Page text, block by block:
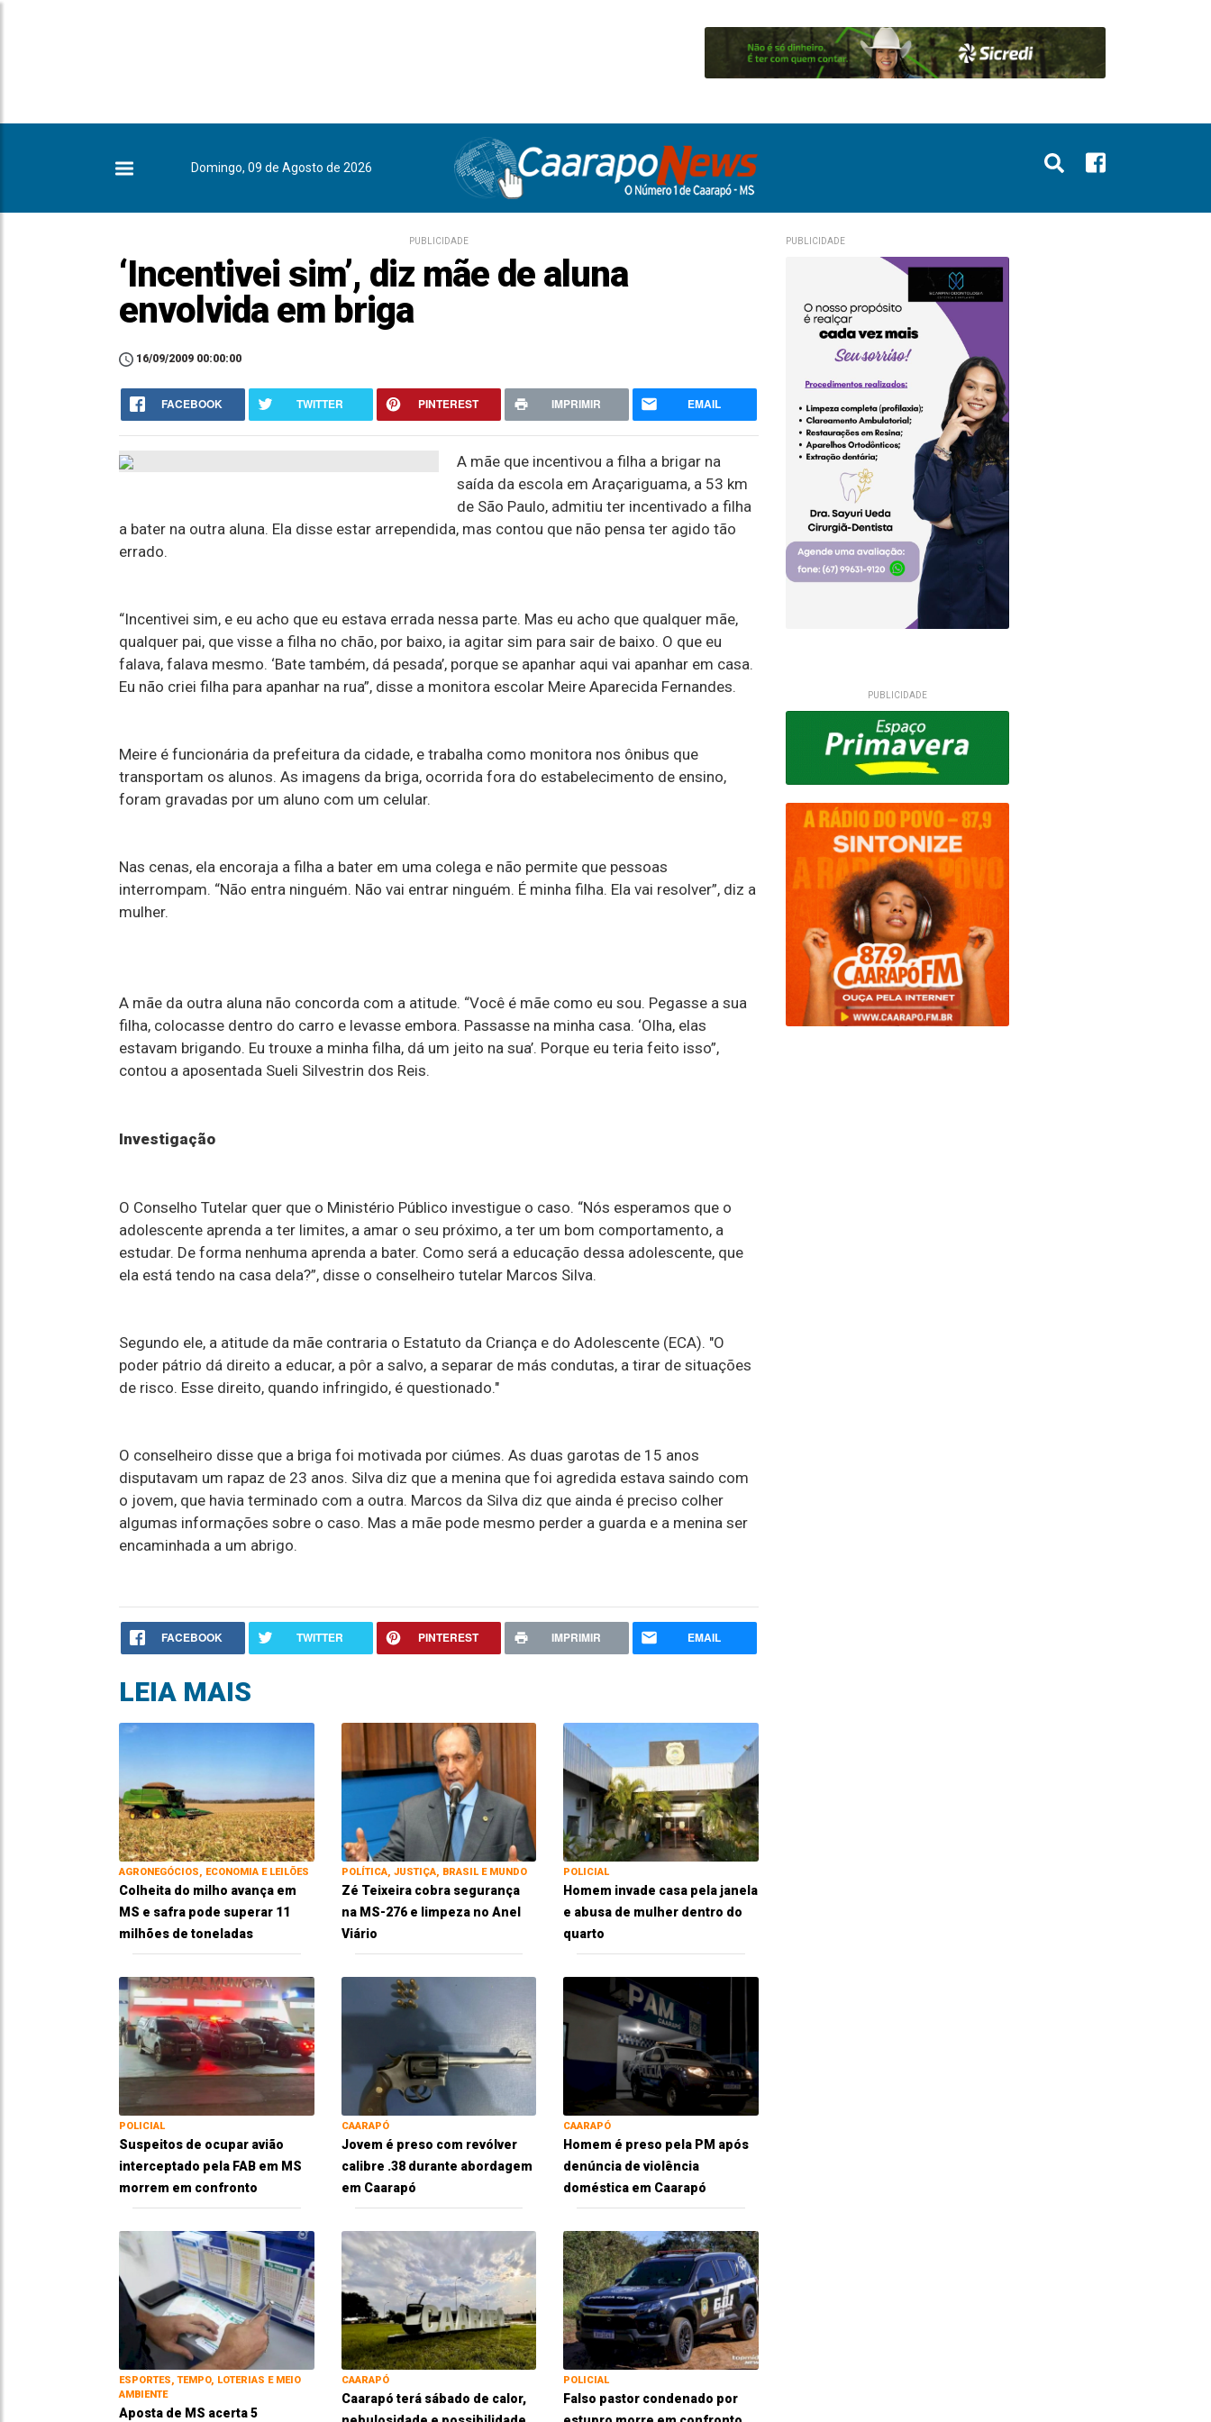
Domingo, 09 de Agosto de 2026
PUBLICIDADE
‘Incentivei sim’, diz mãe de aluna
envolvida em briga
16/09/2009 00:00:00
FACEBOOK TWITTER PINTEREST IMPRIMIR EMAIL
A mãe que incentivou a filha a brigar na
saída da escola em Araçariguama, a 53 km
de São Paulo, admitiu ter incentivado a filha
a bater na outra aluna. Ela disse estar arrependida, mas contou que não pensa ter agido tão
errado.
“Incentivei sim, e eu acho que eu estava errada nessa parte. Mas eu acho que qualquer mãe,
qualquer pai, que visse a filha no chão, por baixo, ia agitar sim para sair de baixo. O que eu
falava, falava mesmo. ‘Bate também, dá pesada’, porque se apanhar aqui vai apanhar em casa.
Eu não criei filha para apanhar na rua”, disse a monitora escolar Meire Aparecida Fernandes.
Meire é funcionária da prefeitura da cidade, e trabalha como monitora nos ônibus que
transportam os alunos. As imagens da briga, ocorrida fora do estabelecimento de ensino,
foram gravadas por um aluno com um celular.
Nas cenas, ela encoraja a filha a bater em uma colega e não permite que pessoas
interrompam. “Não entra ninguém. Não vai entrar ninguém. É minha filha. Ela vai resolver”, diz a
mulher.
A mãe da outra aluna não concorda com a atitude. “Você é mãe como eu sou. Pegasse a sua
filha, colocasse dentro do carro e levasse embora. Passasse na minha casa. ‘Olha, elas
estavam brigando. Eu trouxe a minha filha, dá um jeito na sua’. Porque eu teria feito isso”,
contou a aposentada Sueli Silvestrin dos Reis.
Investigação
O Conselho Tutelar quer que o Ministério Público investigue o caso. “Nós esperamos que o
adolescente aprenda a ter limites, a amar o seu próximo, a ter um bom comportamento, a
estudar. De forma nenhuma aprenda a bater. Como será a educação dessa adolescente, que
ela está tendo na casa dela?”, disse o conselheiro tutelar Marcos Silva.
Segundo ele, a atitude da mãe contraria o Estatuto da Criança e do Adolescente (ECA). "O
poder pátrio dá direito a educar, a pôr a salvo, a separar de más condutas, a tirar de situações
de risco. Esse direito, quando infringido, é questionado."
O conselheiro disse que a briga foi motivada por ciúmes. As duas garotas de 15 anos
disputavam um rapaz de 23 anos. Silva diz que a menina que foi agredida estava saindo com
o jovem, que havia terminado com a outra. Marcos da Silva diz que ainda é preciso colher
algumas informações sobre o caso. Mas a mãe pode mesmo perder a guarda e a menina ser
encaminhada a um abrigo.
FACEBOOK TWITTER PINTEREST IMPRIMIR EMAIL
LEIA MAIS
AGRONEGÓCIOS, ECONOMIA E LEILÕES
Colheita do milho avança em
MS e safra pode superar 11
milhões de toneladas
POLÍTICA, JUSTIÇA, BRASIL E MUNDO
Zé Teixeira cobra segurança
na MS-276 e limpeza no Anel
Viário
POLICIAL
Homem invade casa pela janela
e abusa de mulher dentro do
quarto
POLICIAL
Suspeitos de ocupar avião
interceptado pela FAB em MS
morrem em confronto
CAARAPÓ
Jovem é preso com revólver
calibre .38 durante abordagem
em Caarapó
CAARAPÓ
Homem é preso pela PM após
denúncia de violência
doméstica em Caarapó
ESPORTES, TEMPO, LOTERIAS E MEIO
AMBIENTE
Aposta de MS acerta 5
CAARAPÓ
Caarapó terá sábado de calor,
POLICIAL
Falso pastor condenado por
PUBLICIDADE
PUBLICIDADE